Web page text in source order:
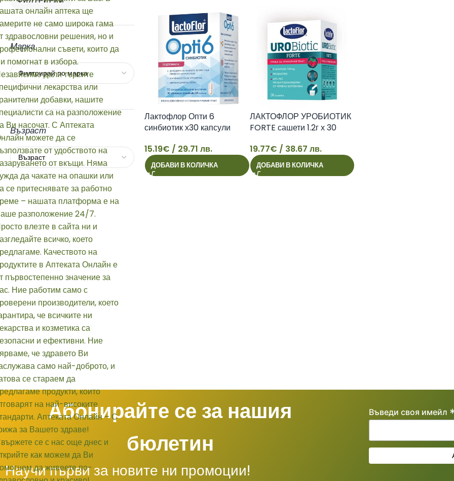
Марка
Възраст
Лактофлор Опти 6
синбиотик х30 капсули
15.19€ / 29.71 лв.
ДОБАВИ В КОЛИЧКА
ЛАКТОФЛОР УРОБИОТИК
FORTE сашети 1.2г х 30
19.77€ / 38.67 лв.
ДОБАВИ В КОЛИЧКА
Абонирайте се за нашия
бюлетин
Научи първи за новите ни промоции!
Въведи своя имейл